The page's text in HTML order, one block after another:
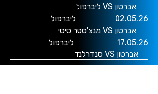
אברטון VS ליברפול
02.05.26 ליברפול
אברטון VS מנצ'סטר סיטי
17.05.26 ליברפול
אברטון VS סנדרלנד